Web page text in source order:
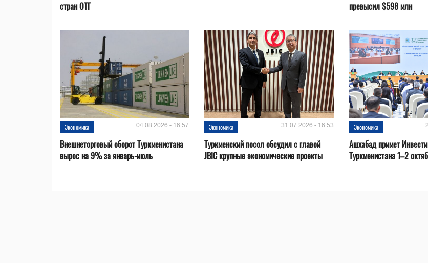
стран ОТГ
превысил $598 млн
Экономика 04.08.2026 - 16:57
Внешнеторговый оборот Туркменистана
вырос на 9% за январь-июль
Экономика 31.07.2026 - 16:53
Туркменский посол обсудил с главой
JBIC крупные экономические проекты
Экономика
Ашхабад примет
Туркменистана 1–2